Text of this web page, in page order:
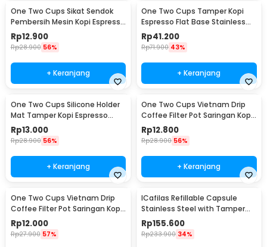
One Two Cups Sikat Sendok
Pembersih Mesin Kopi Espresso
2in1 - 8809
Rp12.900
Rp28.900 56%
+ Keranjang
One Two Cups Tamper Kopi
Espresso Flat Base Stainless
Steel 51mm - SS51
Rp41.200
Rp71.900 43%
+ Keranjang
One Two Cups Silicone Holder
Mat Tamper Kopi Espresso
Barista - 0310
Rp13.000
Rp28.900 56%
+ Keranjang
One Two Cups Vietnam Drip
Coffee Filter Pot Saringan Kopi
124ml 7Q - LC1
Rp12.800
Rp28.900 56%
+ Keranjang
One Two Cups Vietnam Drip
Coffee Filter Pot Saringan Kopi
114ml 6Q - LC1
Rp12.000
Rp27.900 57%
ICafilas Refillable Capsule
Stainless Steel with Tamper
for Nespresso - F456
Rp155.600
Rp233.900 34%